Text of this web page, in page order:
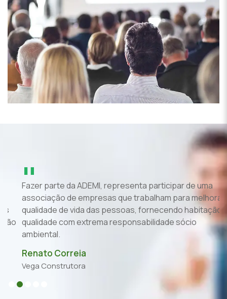
"
Fazer parte da ADEMI, representa participar de uma
associação de empresas que trabalham para melhorar a
qualidade de vida das pessoas, fornecendo habitação de
qualidade com extrema responsabilidade sócio
ambiental.
Renato Correia
Vega Construtora